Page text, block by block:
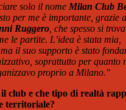
solo il nome Milan Club
per me è importante, grazie
Ruggero , che spesso si
le partite. L’idea è stata mia,
il suo supporto è stato
soprattutto per quanto
proprio a Milano."
club e che tipo di realtà
territoriale?